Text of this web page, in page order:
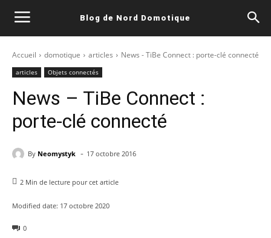
Blog de Nord Domotique
Accueil domotique articles News - TiBe Connect : porte-clé connecté
articles Objets connectés
News – TiBe Connect :
porte-clé connecté
By Neomystyk - 17 octobre 2016
2 Min de lecture pour cet article
Modified date: 17 octobre 2020
0